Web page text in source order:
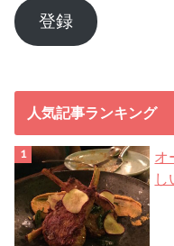
ア
ド
登録
人気記事ランキング
オ
し